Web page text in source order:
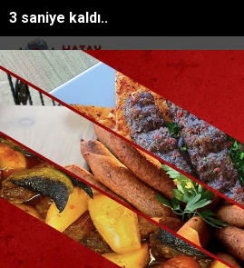
2 saniye kaldı..
SON DAKİKA:
başkanının yeğeni motosiklet ka...
Ana Sayfa SİYASET